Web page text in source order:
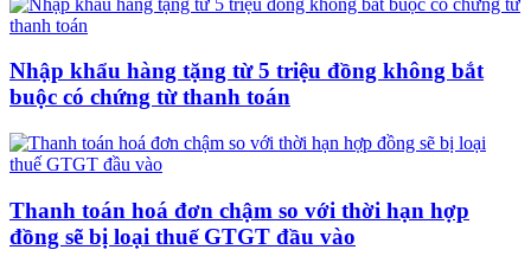
Nhập khẩu hàng tặng từ 5 triệu đồng không bắt
buộc có chứng từ thanh toán
Thanh toán hoá đơn chậm so với thời hạn hợp
đồng sẽ bị loại thuế GTGT đầu vào